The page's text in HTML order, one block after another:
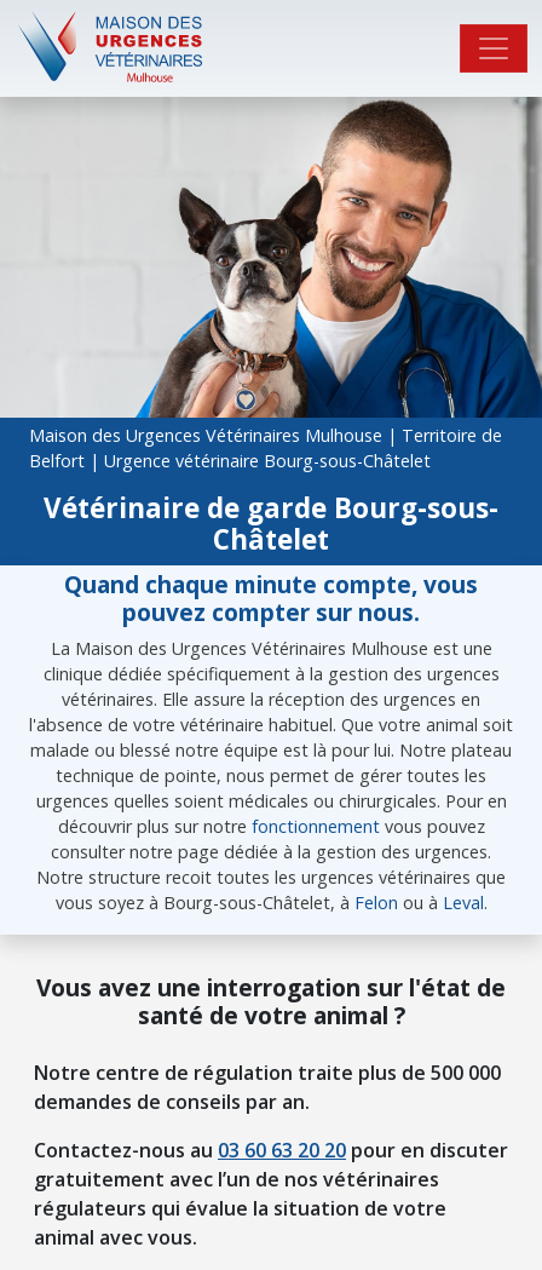
Maison des Urgences Vétérinaires Mulhouse | Territoire de
Belfort | Urgence vétérinaire Bourg-sous-Châtelet
Vétérinaire de garde Bourg-sous-
Châtelet
Quand chaque minute compte, vous
pouvez compter sur nous.
La Maison des Urgences Vétérinaires Mulhouse est une
clinique dédiée spécifiquement à la gestion des urgences
vétérinaires. Elle assure la réception des urgences en
l'absence de votre vétérinaire habituel. Que votre animal soit
malade ou blessé notre équipe est là pour lui. Notre plateau
technique de pointe, nous permet de gérer toutes les
urgences quelles soient médicales ou chirurgicales. Pour en
découvrir plus sur notre fonctionnementvous pouvez
consulter notre page dédiée à la gestion des urgences.
Notre structure recoit toutes les urgences vétérinaires que
vous soyez à Bourg-sous-Châtelet, à Felon ou à Leval.
Vous avez une interrogation sur l'état de
santé de votre animal ?
Notre centre de régulation traite plus de 500 000
demandes de conseils par an.
Contactez-nous au 03 60 63 20 20 pour en discuter
gratuitement avec l’un de nos vétérinaires
régulateurs qui évalue la situation de votre
animal avec vous.